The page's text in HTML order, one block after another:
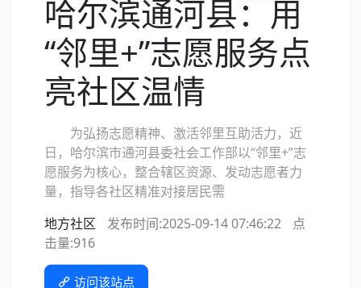
哈尔滨通河县：用
“邻里+”志愿服务点
亮社区温情
为弘扬志愿精神、激活邻里互助活力，近
日，哈尔滨市通河县委社会工作部以“邻里+”志
愿服务为核心，整合辖区资源、发动志愿者力
量，指导各社区精准对接居民需
地方社区
发布时间:2025-09-14 07:46:22
点
击量:916
访问该站点